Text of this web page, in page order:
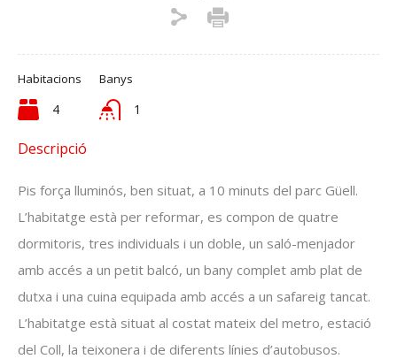
Habitacions
4
Banys
1
Descripció
Pis força lluminós, ben situat, a 10 minuts del parc Güell.
L’habitatge està per reformar, es compon de quatre
dormitoris, tres individuals i un doble, un saló-menjador
amb accés a un petit balcó, un bany complet amb plat de
dutxa i una cuina equipada amb accés a un safareig tancat.
L’habitatge està situat al costat mateix del metro, estació
del Coll, la teixonera i de diferents línies d’autobusos.